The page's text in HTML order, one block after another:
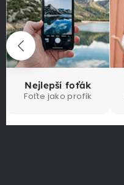
Nejlepší foťák
Foťte jako profík